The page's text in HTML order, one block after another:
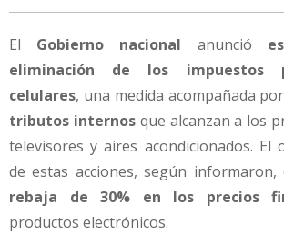
El Gobierno nacional anunció
eliminación de los impuestos
celulares, una medida acompañada
tributos internosque alcanzan a los
televisores y aires acondicionados. El
de estas acciones, según informaron,
rebaja de 30% en los precios
productos electrónicos.